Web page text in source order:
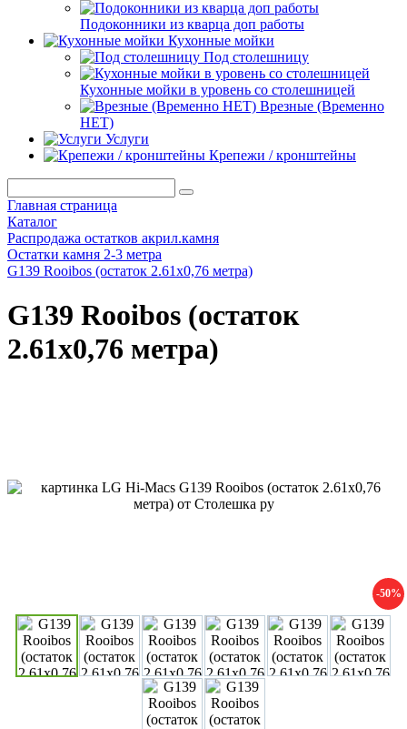
Подоконники из кварца доп работы
Кухонные мойки
Под столешницу
Кухонные мойки в уровень со столешницей
Врезные (Временно
НЕТ)
Услуги
Крепежи / кронштейны
Главная страница
Каталог
Распродажа остатков акрил.камня
Остатки камня 2-3 метра
G139 Rooibos (остаток 2.61х0,76 метра)
G139 Rooibos (остаток
2.61х0,76 метра)
-50%